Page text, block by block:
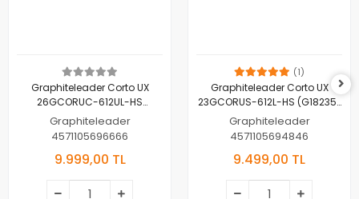
Graphiteleader Corto UX
26GCORUC-612UL-HS
(G18279) 185 cm 0.5-3 gr
Ajing LRF (2026 Model)
Graphiteleader
4571105696666
9.999,00 TL
(1)
Graphiteleader Corto UX
23GCORUS-612L-HS (G18235)
186 cm 0.3-4 gr Ajing LRF
Graphiteleader
4571105694846
9.499,00 TL